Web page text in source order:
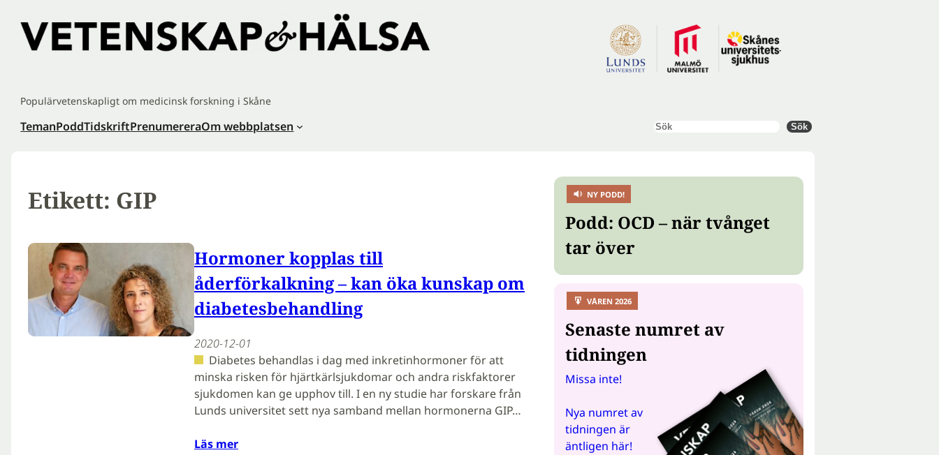
innehåll
Populärvetenskapligt om medicinsk forskning i Skåne
TemanPoddTidskriftPrenumereraOm webbplatsen Sök Sök
Etikett: GIP
Hormoner kopplas till
åderförkalkning – kan öka kunskap om
diabetesbehandling
2020-12-01
Diabetes behandlas i dag med inkretinhormoner för att
minska risken för hjärtkärlsjukdomar och andra riskfaktorer
sjukdomen kan ge upphov till. I en ny studie har forskare från
Lunds universitet sett nya samband mellan hormonerna GIP…
Läs mer
NY PODD!
Podd: OCD – när tvånget
tar över
VÅREN 2026
Senaste numret av
tidningen
Missa inte!
Nya numret av
tidningen är
äntligen här!